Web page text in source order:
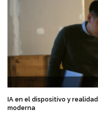
IA en el dispositivo y
moderna